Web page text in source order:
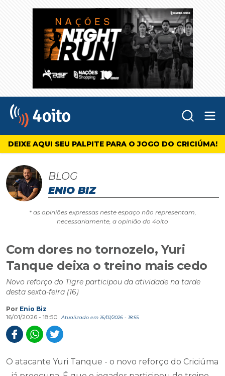
4oito
DEIXE AQUI SEU PALPITE PARA O JOGO DO CRICIÚMA!
BLOG
ENIO BIZ
* as opiniões expressas neste espaço não representam,
necessariamente, a opinião do 4oito
Com dores no tornozelo, Yuri
Tanque deixa o treino mais cedo
Novo reforço do Tigre participou da atividade na tarde
desta sexta-feira (16)
Por Enio Biz
16/01/2026 - 18:50
Atualizado em 16/01/2026 - 18:55
O atacante Yuri Tanque - o novo reforço do Criciúma